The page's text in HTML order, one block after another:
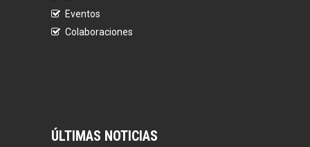
Eventos
Colaboraciones
ÚLTIMAS NOTICIAS